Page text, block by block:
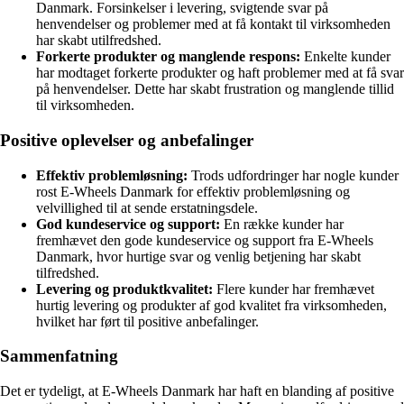
Danmark. Forsinkelser i levering, svigtende svar på
henvendelser og problemer med at få kontakt til virksomheden
har skabt utilfredshed.
Forkerte produkter og manglende respons: Enkelte kunder
har modtaget forkerte produkter og haft problemer med at få svar
på henvendelser. Dette har skabt frustration og manglende tillid
til virksomheden.
Positive oplevelser og anbefalinger
Effektiv problemløsning: Trods udfordringer har nogle kunder
rost E-Wheels Danmark for effektiv problemløsning og
velvillighed til at sende erstatningsdele.
God kundeservice og support: En række kunder har
fremhævet den gode kundeservice og support fra E-Wheels
Danmark, hvor hurtige svar og venlig betjening har skabt
tilfredshed.
Levering og produktkvalitet: Flere kunder har fremhævet
hurtig levering og produkter af god kvalitet fra virksomheden,
hvilket har ført til positive anbefalinger.
Sammenfatning
Det er tydeligt, at E-Wheels Danmark har haft en blanding af positive